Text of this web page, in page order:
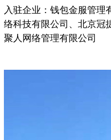
入驻企业：钱包金服管理
络科技有限公司、北京冠
聚人网络管理有限公司